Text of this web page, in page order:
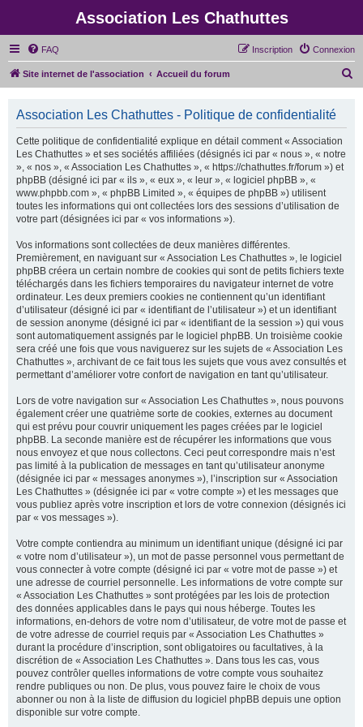
Association Les Chathuttes
FAQ Connexion
Inscription
Site internet de l'association Accueil du forum
Association Les Chathuttes - Politique de confidentialité
Cette politique de confidentialité explique en détail comment « Association
Les Chathuttes » et ses sociétés affiliées (désignés ici par « nous », « notre
», « nos », « Association Les Chathuttes », « https://chathuttes.fr/forum ») et
phpBB (désigné ici par « ils », « eux », « leur », « logiciel phpBB », «
www.phpbb.com », « phpBB Limited », « équipes de phpBB ») utilisent
toutes les informations qui ont collectées lors des sessions d’utilisation de
votre part (désignées ici par « vos informations »).
Vos informations sont collectées de deux manières différentes.
Premièrement, en naviguant sur « Association Les Chathuttes », le logiciel
phpBB créera un certain nombre de cookies qui sont de petits fichiers texte
téléchargés dans les fichiers temporaires du navigateur internet de votre
ordinateur. Les deux premiers cookies ne contiennent qu’un identifiant
d’utilisateur (désigné ici par « identifiant de l’utilisateur ») et un identifiant
de session anonyme (désigné ici par « identifiant de la session ») qui vous
sont automatiquement assignés par le logiciel phpBB. Un troisième cookie
sera créé une fois que vous naviguerez sur les sujets de « Association Les
Chathuttes », archivant de ce fait tous les sujets que vous avez consultés et
permettant d’améliorer votre confort de navigation en tant qu’utilisateur.
Lors de votre navigation sur « Association Les Chathuttes », nous pouvons
également créer une quatrième sorte de cookies, externes au document
qui est prévu pour couvrir uniquement les pages créées par le logiciel
phpBB. La seconde manière est de récupérer les informations que vous
nous envoyez et que nous collectons. Ceci peut correspondre mais n’est
pas limité à la publication de messages en tant qu’utilisateur anonyme
(désignée ici par « messages anonymes »), l’inscription sur « Association
Les Chathuttes » (désignée ici par « votre compte ») et les messages que
vous publiez après votre inscription et lors de votre connexion (désignés ici
par « vos messages »).
Votre compte contiendra au minimum un identifiant unique (désigné ici par
« votre nom d’utilisateur »), un mot de passe personnel vous permettant de
vous connecter à votre compte (désigné ici par « votre mot de passe ») et
une adresse de courriel personnelle. Les informations de votre compte sur
« Association Les Chathuttes » sont protégées par les lois de protection
des données applicables dans le pays qui nous héberge. Toutes les
informations, en-dehors de votre nom d’utilisateur, de votre mot de passe et
de votre adresse de courriel requis par « Association Les Chathuttes »
durant la procédure d’inscription, sont obligatoires ou facultatives, à la
discrétion de « Association Les Chathuttes ». Dans tous les cas, vous
pouvez contrôler quelles informations de votre compte vous souhaitez
rendre publiques ou non. De plus, vous pouvez faire le choix de vous
abonner ou non à la liste de diffusion du logiciel phpBB depuis une option
disponible sur votre compte.